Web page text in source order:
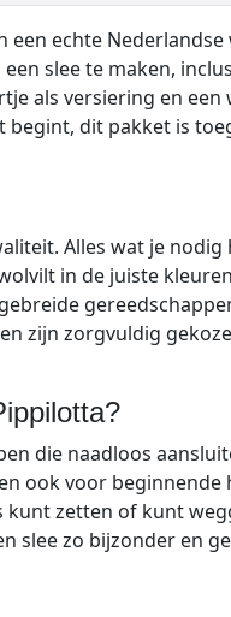
een echte
slee te maken,
als versiering en
dit pakket is
Alles wat je
in de juiste
zijn zorgvuldig
die naadloos
ook voor
zetten of kunt
slee zo bijzonder en